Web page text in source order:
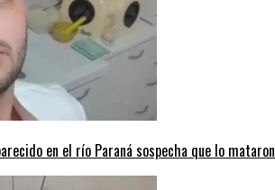
en el río Paraná sospecha que lo mataron